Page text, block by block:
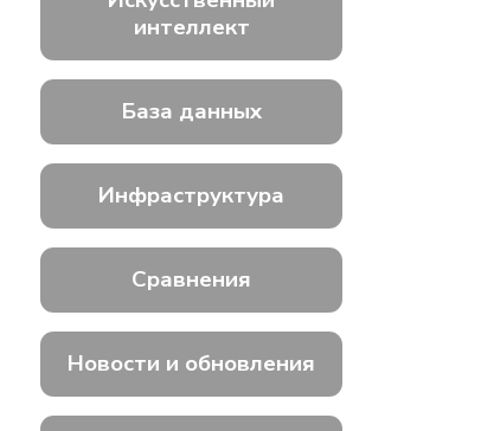
интеллект
База данных
Инфраструктура
Сравнения
Новости и обновления